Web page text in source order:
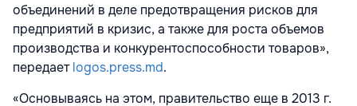
объединений в деле предотвращения рисков для
предприятий в кризис, а также для роста объемов
производства и конкурентоспособности товаров»,
передаетlogos.press.md.
«Основываясь на этом, правительство еще в 2013 г.